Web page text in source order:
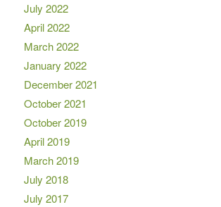
July 2022
April 2022
March 2022
January 2022
December 2021
October 2021
October 2019
April 2019
March 2019
July 2018
July 2017